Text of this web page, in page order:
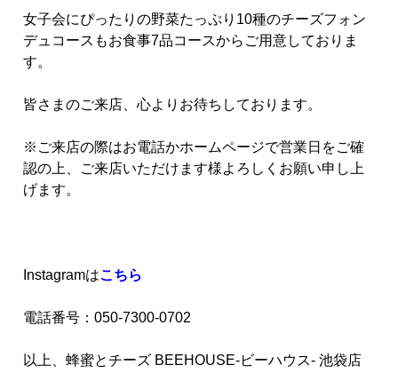
女子会にぴったりの野菜たっぷり10種のチーズフォン
デュコースもお食事7品コースからご用意しておりま
す。
皆さまのご来店、心よりお待ちしております。
※ご来店の際はお電話かホームページで営業日をご確
認の上、ご来店いただけます様よろしくお願い申し上
げます。
Instagramはこちら
電話番号：050-7300-0702
以上、蜂蜜とチーズ BEEHOUSE-ビーハウス- 池袋店